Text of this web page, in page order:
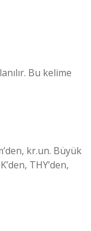
Bu kelime
kr.un. Büyük
THY’den,